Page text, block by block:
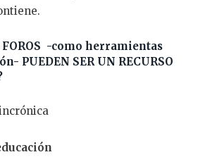
-como herramientas
ón- PUEDEN SER UN RECURSO
ón